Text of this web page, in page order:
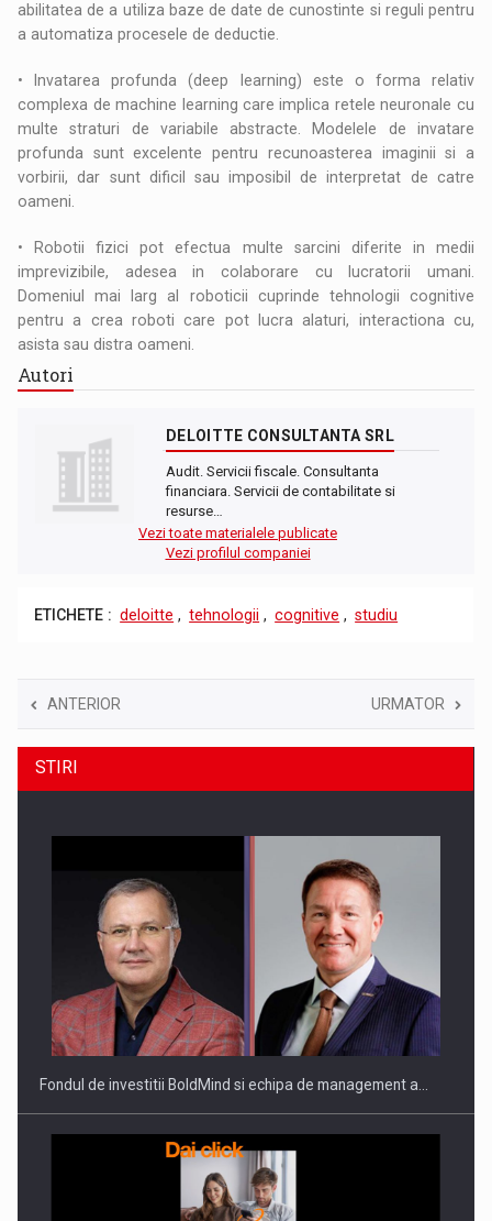
abilitatea de a utiliza baze de date de cunostinte si reguli pentru
a automatiza procesele de deductie.
• Invatarea profunda (deep learning) este o forma relativ
complexa de machine learning care implica retele neuronale cu
multe straturi de variabile abstracte. Modelele de invatare
profunda sunt excelente pentru recunoasterea imaginii si a
vorbirii, dar sunt dificil sau imposibil de interpretat de catre
oameni.
• Robotii fizici pot efectua multe sarcini diferite in medii
imprevizibile, adesea in colaborare cu lucratorii umani.
Domeniul mai larg al roboticii cuprinde tehnologii cognitive
pentru a crea roboti care pot lucra alaturi, interactiona cu,
asista sau distra oameni.
Autori
DELOITTE CONSULTANTA SRL
Audit. Servicii fiscale. Consultanta
financiara. Servicii de contabilitate si
resurse…
Vezi toate materialele publicate
Vezi profilul companiei
ETICHETE : deloitte , tehnologii , cognitive , studiu
ANTERIOR URMATOR
STIRI
Fondul de investitii BoldMind si echipa de management a…
Orange Cybersecure – noua solutie de securitate